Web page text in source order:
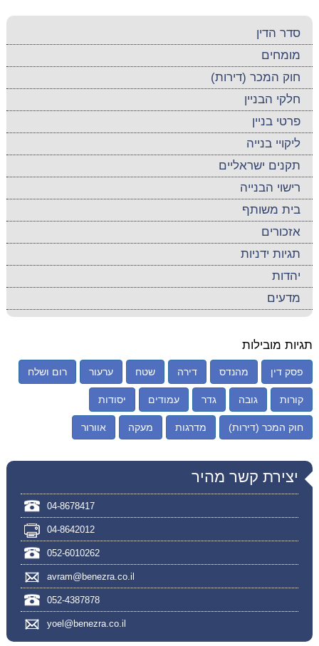
סדר הדין
מומחים
חוק המכר (דירות)
חלקי הבניין
פרטי בניין
ליקויי בנייה
תקנים ישראליים
רישוי הבנייה
בית משותף
אזכורים
תגיות ידניות
יהדות
מדעים
תגיות מובילות
פסק דין מהנדס דירה שטח ערעור רום ושלח
קורות גובה גדר עמודים יסודות
חוק המכר (דירות) מדרגות מעקה אוורור
יצירת קשר מהיר
04-8678417
04-8642012
052-6010262
avram@benezra.co.il
052-4387878
yoel@benezra.co.il